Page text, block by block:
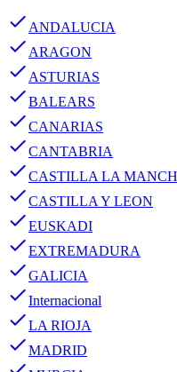
done ANDALUCIA
done ARAGON
done ASTURIAS
doneBALEARS
doneCANARIAS
doneCANTABRIA
doneCASTILLA LA
doneCASTILLA Y LEON
doneEUSKADI
doneEXTREMADURA
doneGALICIA
doneInternacional
doneLA RIOJA
doneMADRID